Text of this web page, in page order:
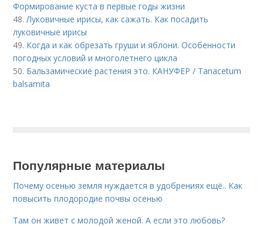
Формирование куста в первые годы жизни
48.Луковичные ирисы, как сажать. Как посадить
луковичные ирисы
49. Когда и как обрезать груши и яблони. Особенности
погодных условий и многолетнего цикла
50. Бальзамические растения это. КАНУФЕР / Tanacetum
balsamita
Популярные материалы
Почему осенью земля нуждается в удобрениях ещё.. Как
повысить плодородие почвы осенью
Там он живет с молодой женой. А если это любовь?